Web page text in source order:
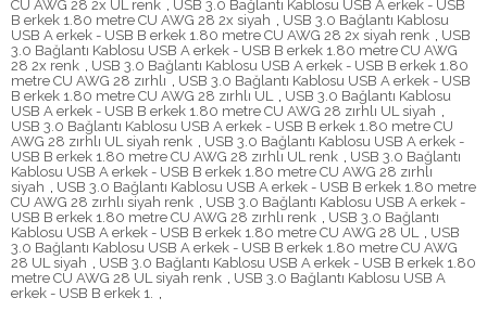
CU AWG 28 2x UL renk
USB 3.0 Bağlantı Kablosu USB A erkek - USB
B erkek 1.80 metre CU AWG 28 2x siyah
USB 3.0 Bağlantı Kablosu
USB A erkek - USB B erkek 1.80 metre CU AWG 28 2x siyah renk
USB
3.0 Bağlantı Kablosu USB A erkek - USB B erkek 1.80 metre CU AWG
28 2x renk
USB 3.0 Bağlantı Kablosu USB A erkek - USB B erkek 1.80
metre CU AWG 28 zırhlı
USB 3.0 Bağlantı Kablosu USB A erkek - USB
B erkek 1.80 metre CU AWG 28 zırhlı UL
USB 3.0 Bağlantı Kablosu
USB A erkek - USB B erkek 1.80 metre CU AWG 28 zırhlı UL siyah
USB 3.0 Bağlantı Kablosu USB A erkek - USB B erkek 1.80 metre CU
AWG 28 zırhlı UL siyah renk
USB 3.0 Bağlantı Kablosu USB A erkek -
USB B erkek 1.80 metre CU AWG 28 zırhlı UL renk
USB 3.0 Bağlantı
Kablosu USB A erkek - USB B erkek 1.80 metre CU AWG 28 zırhlı
siyah
USB 3.0 Bağlantı Kablosu USB A erkek - USB B erkek 1.80 metre
CU AWG 28 zırhlı siyah renk
USB 3.0 Bağlantı Kablosu USB A erkek -
USB B erkek 1.80 metre CU AWG 28 zırhlı renk
USB 3.0 Bağlantı
Kablosu USB A erkek - USB B erkek 1.80 metre CU AWG 28 UL
USB
3.0 Bağlantı Kablosu USB A erkek - USB B erkek 1.80 metre CU AWG
28 UL siyah
USB 3.0 Bağlantı Kablosu USB A erkek - USB B erkek 1.80
metre CU AWG 28 UL siyah renk
USB 3.0 Bağlantı Kablosu USB A
erkek - USB B erkek 1.